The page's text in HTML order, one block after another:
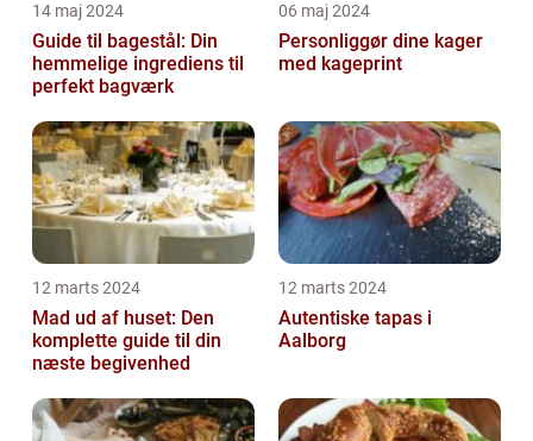
14 maj 2024
Guide til bagestål: Din
hemmelige ingrediens til
perfekt bagværk
06 maj 2024
Personliggør dine kager
med kageprint
12 marts 2024
Mad ud af huset: Den
komplette guide til din
næste begivenhed
12 marts 2024
Autentiske tapas i
Aalborg